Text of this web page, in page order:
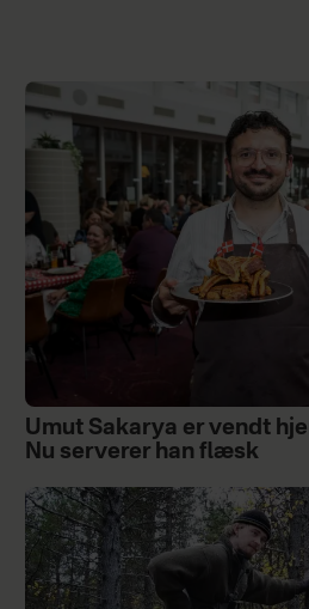
Umut Sakarya er vendt
Nu serverer han flæsk